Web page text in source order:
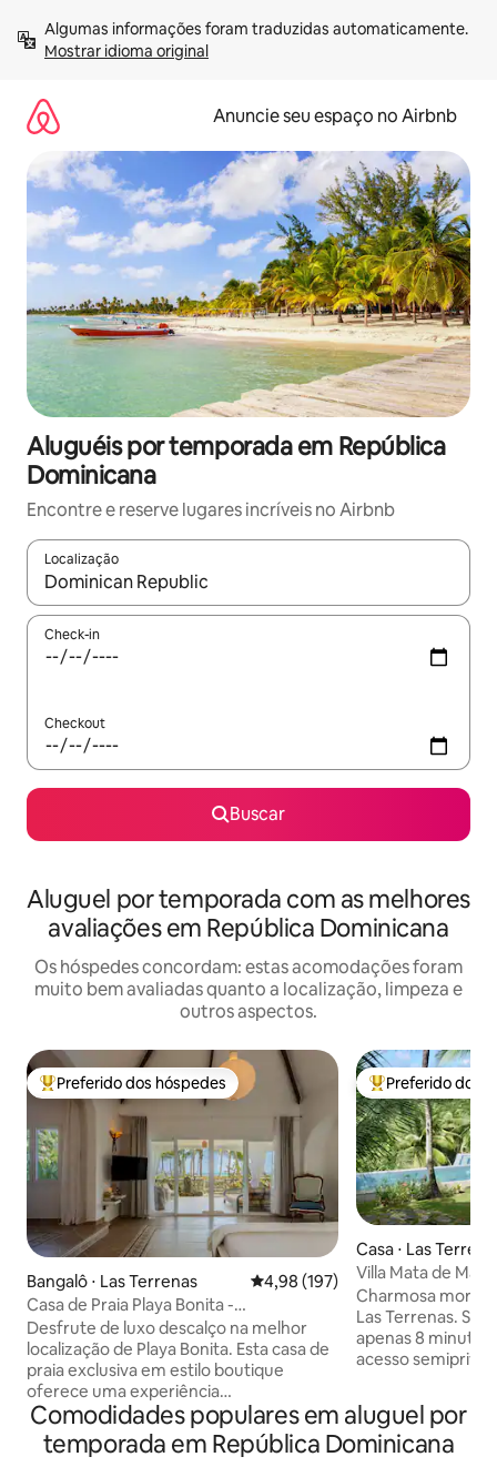
para
Mostrar idioma original
Anuncie seu espaço no Airbnb
Aluguéis por temporada em República
Dominicana
Encontre e reserve lugares incríveis no Airbnb
Localização
Quando os resultados estiverem disponíveis, explore-os
Check-in
Checkout
Buscar
Aluguel por temporada com as melhores
avaliações em República Dominicana
Os hóspedes concordam: estas acomodações foram
muito bem avaliadas quanto a localização, limpeza e
outros aspectos.
Entre os melhores preferidos dos hóspedes
Preferido dos hóspedes
Bangalô ⋅ Las Terrenas 4,98 de uma avaliação média de
4,98 (197)
Casa de Praia Playa Bonita -
verdadeiramente à beira-mar!
Desfrute de luxo descalço na melhor
localização de Playa Bonita. Esta casa de
praia exclusiva em estilo boutique
oferece uma experiência
verdadeiramente à beira-mar, sem
trânsito! Projetado para 1 casal ou uma
família (máx. 4 pessoas), combina
Entre os
Preferido dos
Casa ⋅ Las
Villa Mata de
Las Terrenas
Charmosa
Las Terrenas.
apenas 8
acesso
uma casa de
uma cozinha com
sala de estar. Ao
Comodidades populares em aluguel por
temporada em República Dominicana